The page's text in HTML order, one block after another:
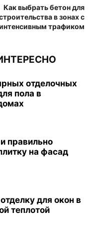
Как выбрать бетон для
в зонах с
трафиком
отделочных
пола в
правильно
на фасад
для окон в
теплотой